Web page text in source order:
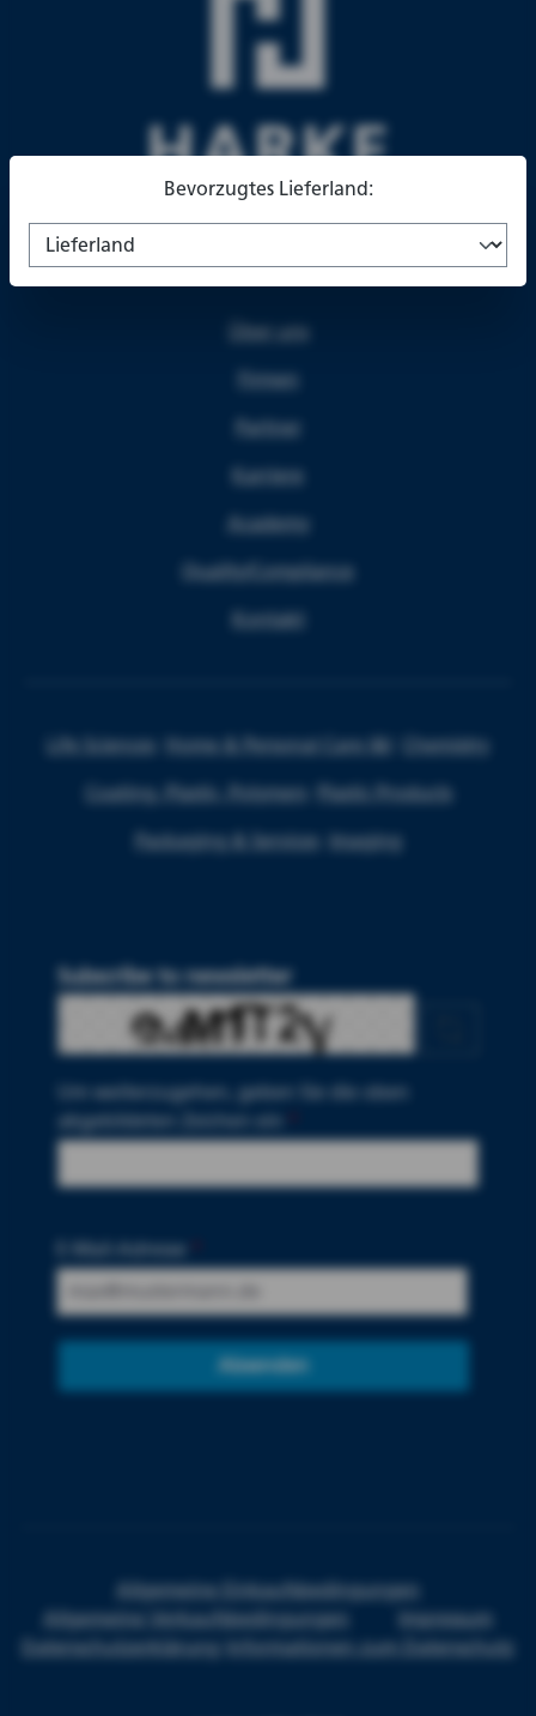
Über uns
Firmen
Partner
Karriere
Academy
Quality/Compliance
Kontakt
Life Sciences Home & Personal Care I&I Chemistry
Coating, Plastic, Polymers Plastic Products
Packaging & Services Imaging
Subscribe to newsletter
Um weiterzugehen, geben Sie die oben
abgebildeten Zeichen ein
Absenden
Allgemeine Einkaufsbedingungen
Allgemeine Verkaufsbedingungen
Impressum
Datenschutzerklärung
Informationen zum Datenschutz
Bevorzugtes Lieferland: